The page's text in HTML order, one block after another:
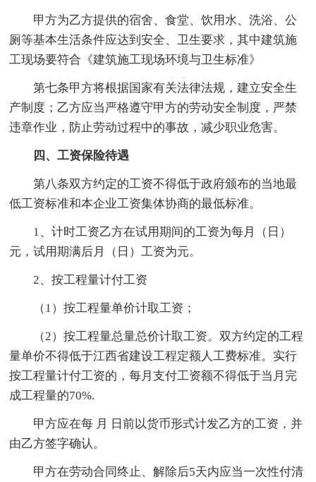
甲方为乙方提供的宿舍、食堂、饮用水、洗浴、公
厕等基本生活条件应达到安全、卫生要求，其中建筑施
工现场要符合《建筑施工现场环境与卫生标准》
第七条甲方将根据国家有关法律法规，建立安全生
产制度；乙方应当严格遵守甲方的劳动安全制度，严禁
违章作业，防止劳动过程中的事故，减少职业危害。
四、工资保险待遇
第八条双方约定的工资不得低于政府颁布的当地最
低工资标准和本企业工资集体协商的最低标准。
1、计时工资乙方在试用期间的工资为每月（日）
元，试用期满后月（日）工资为元。
2、按工程量计付工资
（1）按工程量单价计取工资；
（2）按工程量总量总价计取工资。双方约定的工程
量单价不得低于江西省建设工程定额人工费标准。实行
按工程量计付工资的，每月支付工资额不得低于当月完
成工程量的70%.
甲方应在每 月 日前以货币形式计发乙方的工资，并
由乙方签字确认。
甲方在劳动合同终止、解除后5天内应当一次性付清